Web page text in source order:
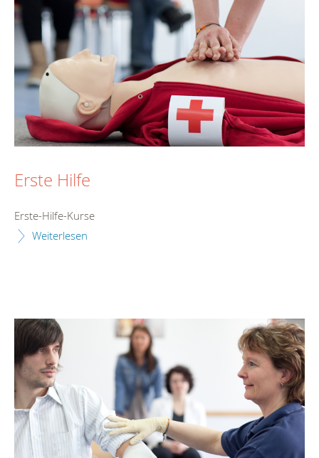
Erste Hilfe
Erste-Hilfe-Kurse
Weiterlesen